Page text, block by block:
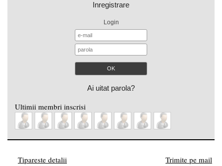
Inregistrare
Login
Ai uitat parola?
Ultimii membri inscrisi
Tipareste detalii
Trimite pe mail